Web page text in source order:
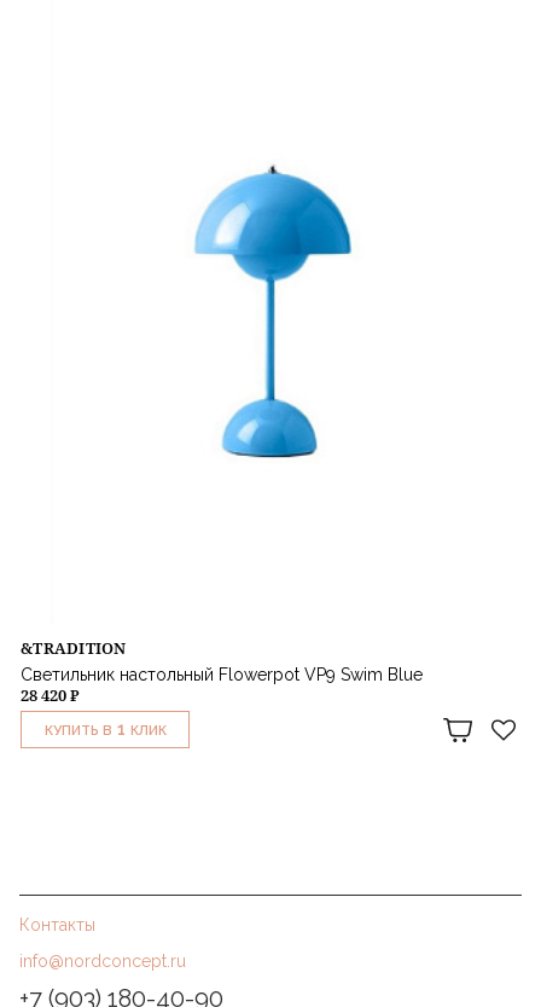
&TRADITION
Светильник настольный Flowerpot VP9 Swim Blue
28 420 ₽
КУПИТЬ В 1 КЛИК
Контакты
info@nordconcept.ru
+7 (903) 180-40-90